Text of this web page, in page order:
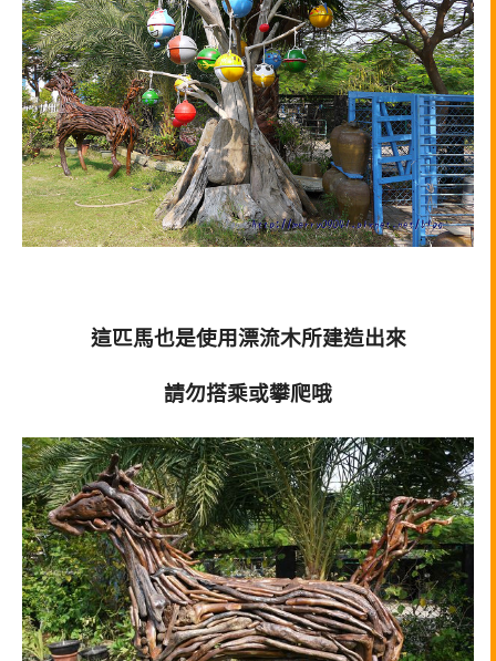
這匹馬也是使用漂流木所建造出來
請勿搭乘或攀爬哦